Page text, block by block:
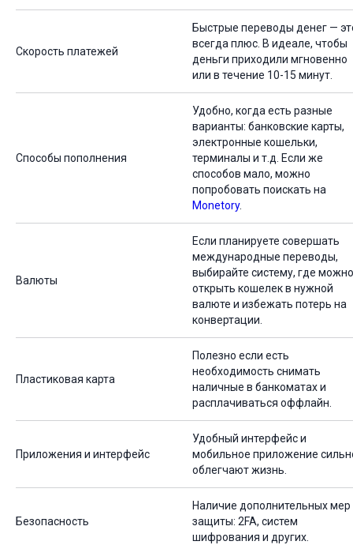
Скорость платежей
Быстрые переводы денег —
всегда плюс. В идеале, чтобы
деньги приходили мгновенно
или в течение 10-15 минут.
Способы пополнения
Удобно, когда есть разные
варианты: банковские карты,
электронные кошельки,
терминалы и т.д. Если же
способов мало, можно
попробовать поискать на
Monetory.
Валюты
Если планируете совершать
международные переводы,
выбирайте систему, где можно
открыть кошелек в нужной
валюте и избежать потерь на
конвертации.
Пластиковая карта
Полезно если есть
необходимость снимать
наличные в банкоматах и
расплачиваться оффлайн.
Приложения и интерфейс
Удобный интерфейс и
мобильное приложение
облегчают жизнь.
Безопасность
Наличие дополнительных мер
защиты: 2FA, систем
шифрования и других.